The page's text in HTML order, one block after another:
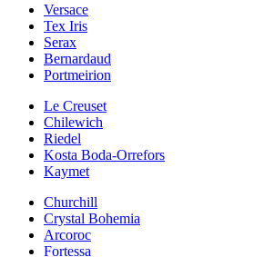
Versace
Tex Iris
Serax
Bernardaud
Portmeirion
Le Creuset
Chilewich
Riedel
Kosta Boda-Orrefors
Kaymet
Churchill
Crystal Bohemia
Arcoroc
Fortessa